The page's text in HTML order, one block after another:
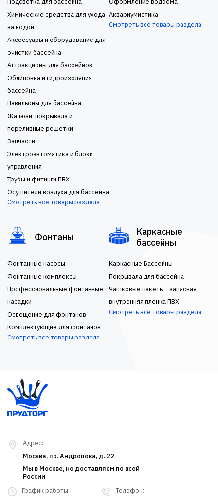
Подсветка для бассейна
Химические средства для ухода
за водой
Аксессуары и оборудование для
очистки бассейна
Аттракционы для бассейнов
Облицовка и гидроизоляция
бассейна
Павильоны для бассейна
Жалюзи, покрывала и
переливные решетки
Запчасти
Электроавтоматика и блоки
управления
Трубы и фитинги ПВХ
Осушители воздуха для бассейна
Смотреть все товары раздела
Оформление водоема
Аквариумистика
Смотреть все товары раздела
Фонтаны
Фонтанные насосы
Фонтанные комплексы
Профессиональные фонтанные
насадки
Освещение для фонтанов
Комплектующие для фонтанов
Смотреть все товары раздела
Каркасные
бассейны
Каркасные Бассейны
Покрывала для бассейна
Чашковые пакеты - запасная
внутренняя пленка ПВХ
Смотреть все товары раздела
Телефон:
График работы
Адрес:
Москва, пр. Андропова, д. 22
Мы в Москве, но доставляем по всей
России